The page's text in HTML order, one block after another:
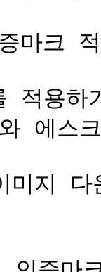
마크
적용
에스
지 다